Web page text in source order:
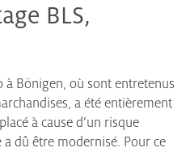
BLS,
à Bönigen, où sont entretenus
a été entièrement
à cause d’un risque
a dû être modernisé. Pour ce